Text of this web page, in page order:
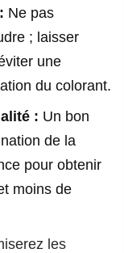
Ne pas
; laisser
une
du colorant.
: Un bon
de la
pour obtenir
moins de
les